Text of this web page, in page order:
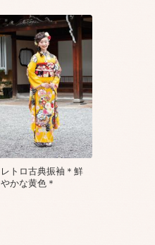
レトロ古典振袖＊鮮
やかな黄色＊